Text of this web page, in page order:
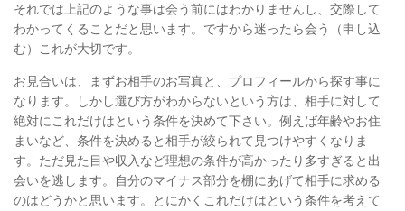
それでは上記のような事は会う前にはわかりませんし、交際して
わかってくることだと思います。ですから迷ったら会う（申し込
む）これが大切です。
お見合いは、まずお相手のお写真と、プロフィールから探す事に
なります。しかし選び方がわからないという方は、相手に対して
絶対にこれだけはという条件を決めて下さい。例えば年齢やお住
まいなど、条件を決めると相手が絞られて見つけやすくなりま
す。ただ見た目や収入など理想の条件が高かったり多すぎると出
会いを逃します。自分のマイナス部分を棚にあげて相手に求める
のはどうかと思います。とにかくこれだけはという条件を考えて